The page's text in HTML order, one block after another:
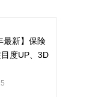
最新】保険
度UP、3D